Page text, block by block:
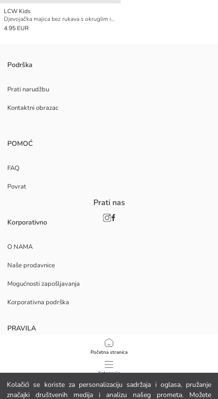
Kolačići se koriste za personalizaciju sadržaja i oglasa, pružanje
značajki društvenih medija i analizu našeg prometa. Možete
Početna stranica
Kategorije
Moja košarica
LCW Kids
Djevojačka majica bez rukava s okruglim izrezom i printom (pakiranje od 2)
4.95 EUR
Podrška
Prati narudžbu
Kontaktni obrazac
POMOĆ
FAQ
Povrat
Korporativno
O NAMA
Naše prodavnice
Mogućnosti zapošljavanja
Korporativna podrška
PRAVILA
Politika privatnosti i sigurnosti podataka
Uvjeti korištenja
Politika kolačića
Prati nas